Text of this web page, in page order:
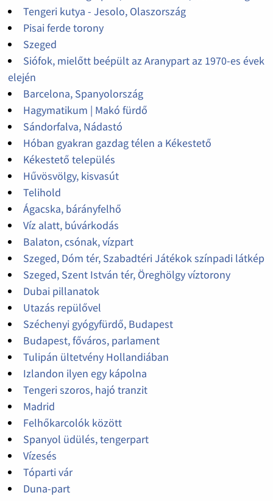
Tengeri kutya - Jesolo, Olaszország
Pisai ferde torony
Szeged
Siófok, mielőtt beépült az Aranypart az 1970-es évek
elején
Barcelona, Spanyolország
Hagymatikum | Makó fürdő
Sándorfalva, Nádastó
Hóban gyakran gazdag télen a Kékestető
Kékestető település
Hűvösvölgy, kisvasút
Telihold
Ágacska, bárányfelhő
Víz alatt, búvárkodás
Balaton, csónak, vízpart
Szeged, Dóm tér, Szabadtéri Játékok színpadi látkép
Szeged, Szent István tér, Öreghölgy víztorony
Dubai pillanatok
Utazás repülővel
Széchenyi gyógyfürdő, Budapest
Budapest, főváros, parlament
Tulipán ültetvény Hollandiában
Izlandon ilyen egy kápolna
Tengeri szoros, hajó tranzit
Madrid
Felhőkarcolók között
Spanyol üdülés, tengerpart
Vízesés
Tóparti vár
Duna-part